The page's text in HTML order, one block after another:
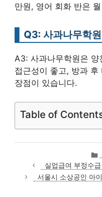
만원, 영어 회화 반은
Q3: 사과나무학
A3: 사과나무학원은 양
접근성이 좋고, 방과
장점이 있습니다.
Table of
실업급여 부정수
서울시 소상공인 아